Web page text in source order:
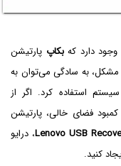
وجود دارد کهبکاپ پارتیشن
به سادگی می‌توان به
استفاده کرد. اگر از
فضای خالی، پارتیشن
Lenovo USB، درایو
کنید.